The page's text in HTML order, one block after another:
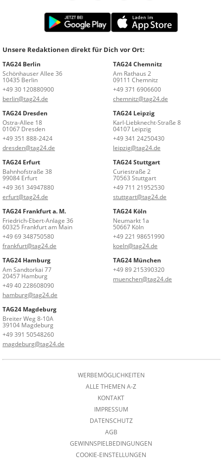
Unsere Redaktionen direkt für Dich vor Ort:
TAG24 Berlin
Schönhauser Allee 36
10435 Berlin
+49 30 120880900
berlin@tag24.de
TAG24 Chemnitz
Am Rathaus 2
09111 Chemnitz
+49 371 6906600
chemnitz@tag24.de
TAG24 Dresden
Ostra-Allee 18
01067 Dresden
+49 351 888-2424
dresden@tag24.de
TAG24 Leipzig
Karl-Liebknecht-Straße 8
04107 Leipzig
+49 341 24250430
leipzig@tag24.de
TAG24 Erfurt
Bahnhofstraße 38
99084 Erfurt
+49 361 34947880
erfurt@tag24.de
TAG24 Stuttgart
Curiestraße 2
70563 Stuttgart
+49 711 21952530
stuttgart@tag24.de
TAG24 Frankfurt a. M.
Friedrich-Ebert-Anlage 36
60325 Frankfurt am Main
+49 69 348750580
frankfurt@tag24.de
TAG24 Köln
Neumarkt 1a
50667 Köln
+49 221 98651990
koeln@tag24.de
TAG24 Hamburg
Am Sandtorkai 77
20457 Hamburg
+49 40 228608090
hamburg@tag24.de
TAG24 München
+49 89 215390320
muenchen@tag24.de
TAG24 Magdeburg
Breiter Weg 8-10A
39104 Magdeburg
+49 391 50548260
magdeburg@tag24.de
WERBEMÖGLICHKEITEN
ALLE THEMEN A-Z
KONTAKT
IMPRESSUM
DATENSCHUTZ
AGB
GEWINNSPIELBEDINGUNGEN
COOKIE-EINSTELLUNGEN